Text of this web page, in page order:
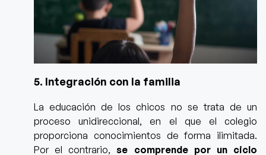
5. Integración con la familia
La educación de los chicos no se trata de un
proceso unidireccional, en el que el colegio
proporciona conocimientos de forma ilimitada.
Por el contrario,se comprende por un ciclo